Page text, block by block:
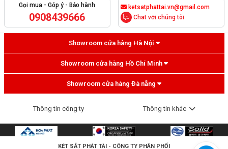
Gọi mua - Góp ý - Bảo hành
0908439666
ketsatphattai.vn@gmail.com
Chat với chúng tôi
Showroom cửa hàng Hà Nội
Showroom cửa hàng Hồ Chí Minh
Showroom cửa hàng Đà nẵng
Thông tin công ty Thông tin khác
KÉT SẮT PHÁT TÀI - CÔNG TY PHÂN PHỐI